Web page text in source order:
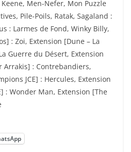
Men-Nefer, Mon Puzzle
Pile-Poils, Ratak, Sagaland :
: Larmes de Fond, Winky Billy,
: Zoi, Extension [Dune – La
Guerre du Désert, Extension
Arrakis] : Contrebandiers,
JCE] : Hercules, Extension
: Wonder Man, Extension [The